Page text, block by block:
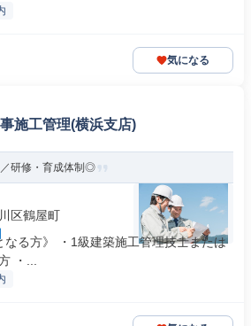
気になる
施工管理(横浜支店)
研修・育成体制◎
区鶴屋町
なる方》 ・1級建築施工管理技士または
・...